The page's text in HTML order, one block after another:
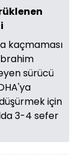
kaçmaması
sürücü
için
3-4 sefer